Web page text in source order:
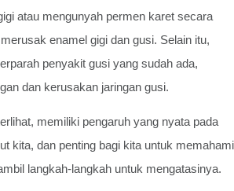
atau mengunyah permen karet secara
enamel gigi dan gusi. Selain itu,
penyakit gusi yang sudah ada,
dan kerusakan jaringan gusi.
memiliki pengaruh yang nyata pada
kita, dan penting bagi kita untuk memahami
langkah-langkah untuk mengatasinya.